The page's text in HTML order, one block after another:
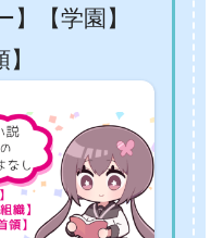
】【学園】